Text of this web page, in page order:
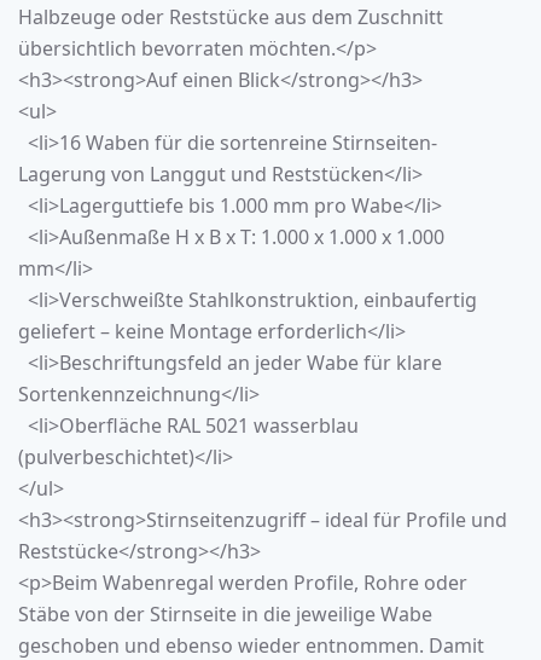
Halbzeuge oder Reststücke aus dem Zuschnitt
übersichtlich bevorraten möchten.</p>
<h3><strong>Auf einen Blick</strong></h3>
<ul>
<li>16 Waben für die sortenreine Stirnseiten-
Lagerung von Langgut und Reststücken</li>
<li>Lagerguttiefe bis 1.000 mm pro Wabe</li>
<li>Außenmaße H x B x T: 1.000 x 1.000 x 1.000
mm</li>
<li>Verschweißte Stahlkonstruktion, einbaufertig
geliefert – keine Montage erforderlich</li>
<li>Beschriftungsfeld an jeder Wabe für klare
Sortenkennzeichnung</li>
<li>Oberfläche RAL 5021 wasserblau
(pulverbeschichtet)</li>
</ul>
<h3><strong>Stirnseitenzugriff – ideal für Profile und
Reststücke</strong></h3>
<p>Beim Wabenregal werden Profile, Rohre oder
Stäbe von der Stirnseite in die jeweilige Wabe
geschoben und ebenso wieder entnommen. Damit